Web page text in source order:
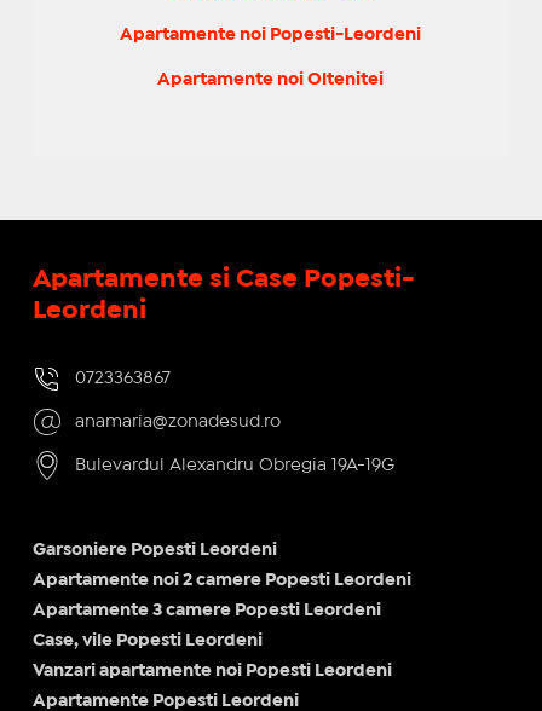
Apartamente noi Popesti-Leordeni
Apartamente noi Oltenitei
Apartamente si Case Popesti-
Leordeni
0723363867
anamaria@zonadesud.ro
Bulevardul Alexandru Obregia 19A-19G
Garsoniere Popesti Leordeni
Apartamente noi 2 camere Popesti Leordeni
Apartamente 3 camere Popesti Leordeni
Case, vile Popesti Leordeni
Vanzari apartamente noi Popesti Leordeni
Apartamente Popesti Leordeni